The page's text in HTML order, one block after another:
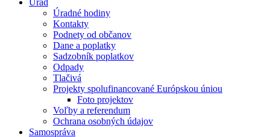
Úrad
Úradné hodiny
Kontakty
Podnety od občanov
Dane a poplatky
Sadzobník poplatkov
Odpady
Tlačivá
Projekty spolufinancované Európskou úniou
Foto projektov
Voľby a referendum
Ochrana osobných údajov
Samospráva